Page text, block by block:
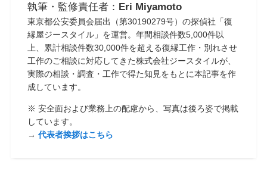
執筆・監修責任者： Eri Miyamoto
東京都公安委員会届出（第30190279号）の探偵社「復
縁屋ジースタイル」を運営。年間相談件数5,000件以
上、累計相談件数30,000件を超える復縁工作・別れさせ
工作のご相談に対応してきた株式会社ジースタイルが、
実際の相談・調査・工作で得た知見をもとに本記事を作
成しています。
※ 安全面および業務上の配慮から、写真は後ろ姿で掲載
しています。
→代表者挨拶はこちら